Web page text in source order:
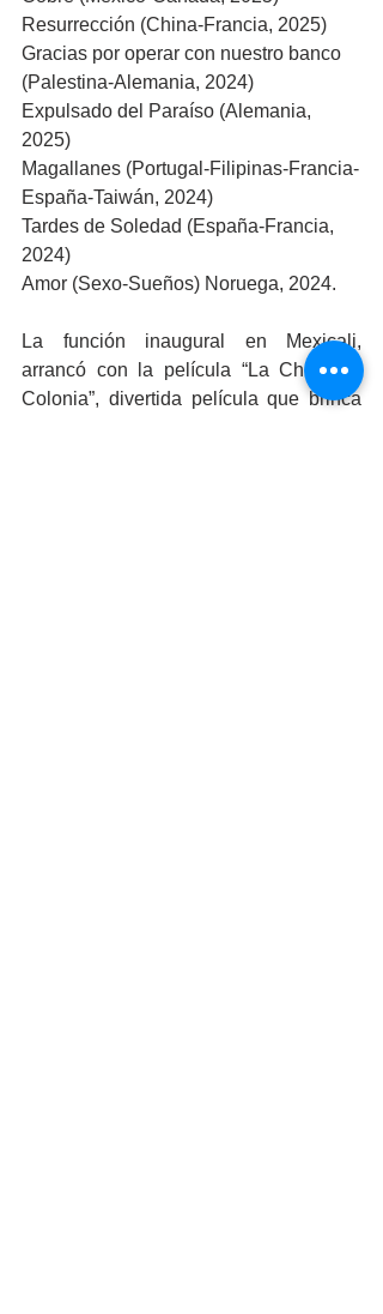
Resurrección (China-Francia, 2025)
Gracias por operar con nuestro banco
(Palestina-Alemania, 2024)
Expulsado del Paraíso (Alemania,
2025)
Magallanes (Portugal-Filipinas-Francia-
España-Taiwán, 2024)
Tardes de Soledad (España-Francia,
2024)
Amor (Sexo-Sueños) Noruega, 2024.
La función inaugural en Mexicali,
arrancó con la película “La Chica de
Colonia”, divertida película que brinca